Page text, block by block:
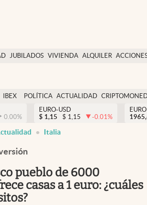
JUBILADOS VIVIENDA ALQUILER
IBEX
EURO
POLÍTICA ACTUALIDAD
0.00%
EURO-USD
$ 1,15 $ 1,15 -0.01%
Italia
pueblo de 6000
casas a 1 euro: ¿cuáles